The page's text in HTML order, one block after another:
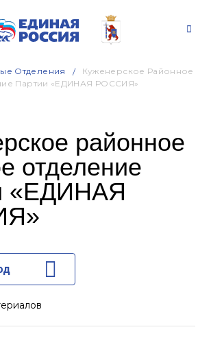
Отделения
Куженерское Районное
Партии «ЕДИНАЯ РОССИЯ»
районное
отделение
«ЕДИНАЯ